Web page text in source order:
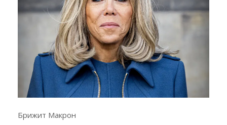
Брижит Макрон